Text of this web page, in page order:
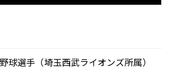
球選手（埼玉西武ライオンズ所属）